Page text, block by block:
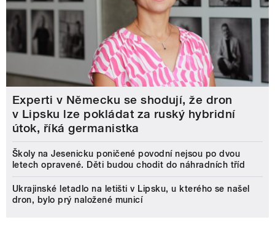
Experti v Německu se shodují, že dron
v Lipsku lze pokládat za ruský hybridní
útok, říká germanistka
Školy na Jesenicku poničené povodní nejsou po dvou
letech opravené. Děti budou chodit do náhradních tříd
Ukrajinské letadlo na letišti v Lipsku, u kterého se našel
dron, bylo prý naložené municí